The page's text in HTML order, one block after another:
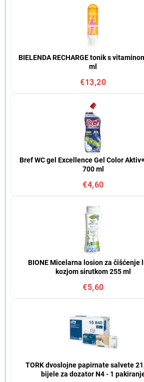
BIELENDA RECHARGE tonik s
ml
€13,20
Bref WC gel Excellence Gel Color
700 ml
€4,60
BIONE Micelarna losion za čišćenje
kozjom sirutkom 255 ml
€5,60
TORK dvoslojne papirnate salvete
bijele za dozator N4 - 1